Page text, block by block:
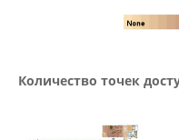
Количество точек